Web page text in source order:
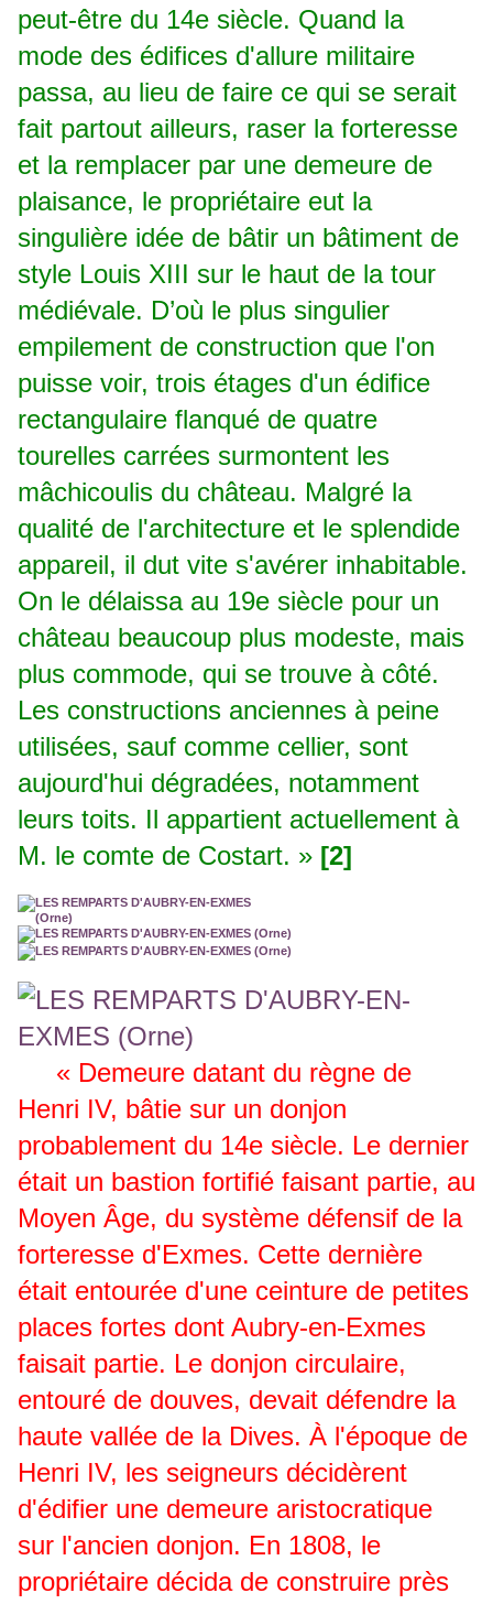
peut-être du 14e siècle. Quand la
mode des édifices d'allure militaire
passa, au lieu de faire ce qui se serait
fait partout ailleurs, raser la forteresse
et la remplacer par une demeure de
plaisance, le propriétaire eut la
singulière idée de bâtir un bâtiment de
style Louis XIII sur le haut de la tour
médiévale. D’où le plus singulier
empilement de construction que l'on
puisse voir, trois étages d'un édifice
rectangulaire flanqué de quatre
tourelles carrées surmontent les
mâchicoulis du château. Malgré la
qualité de l'architecture et le splendide
appareil, il dut vite s'avérer inhabitable.
On le délaissa au 19e siècle pour un
château beaucoup plus modeste, mais
plus commode, qui se trouve à côté.
Les constructions anciennes à peine
utilisées, sauf comme cellier, sont
aujourd'hui dégradées, notamment
leurs toits. Il appartient actuellement à
M. le comte de Costart. » [2]
« Demeure datant du règne de
Henri IV, bâtie sur un donjon
probablement du 14e siècle. Le dernier
était un bastion fortifié faisant partie, au
Moyen Âge, du système défensif de la
forteresse d'Exmes. Cette dernière
était entourée d'une ceinture de petites
places fortes dont Aubry-en-Exmes
faisait partie. Le donjon circulaire,
entouré de douves, devait défendre la
haute vallée de la Dives. À l'époque de
Henri IV, les seigneurs décidèrent
d'édifier une demeure aristocratique
sur l'ancien donjon. En 1808, le
propriétaire décida de construire près